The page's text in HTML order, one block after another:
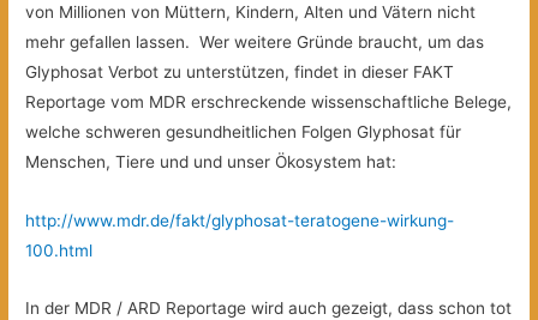
von Millionen von Müttern, Kindern, Alten und Vätern nicht
mehr gefallen lassen. Wer weitere Gründe braucht, um das
Glyphosat Verbot zu unterstützen, findet in dieser FAKT
Reportage vom MDR erschreckende wissenschaftliche Belege,
welche schweren gesundheitlichen Folgen Glyphosat für
Menschen, Tiere und und unser Ökosystem hat:
http://www.mdr.de/fakt/glyphosat-teratogene-wirkung-
100.html
In der MDR / ARD Reportage wird auch gezeigt, dass schon tot